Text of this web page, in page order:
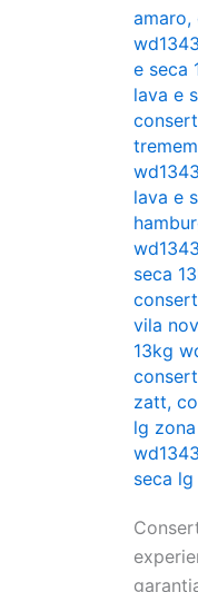
amaro,
e seca
lava e
lava e
seca
vila
13kg
zatt,
lg
seca lg